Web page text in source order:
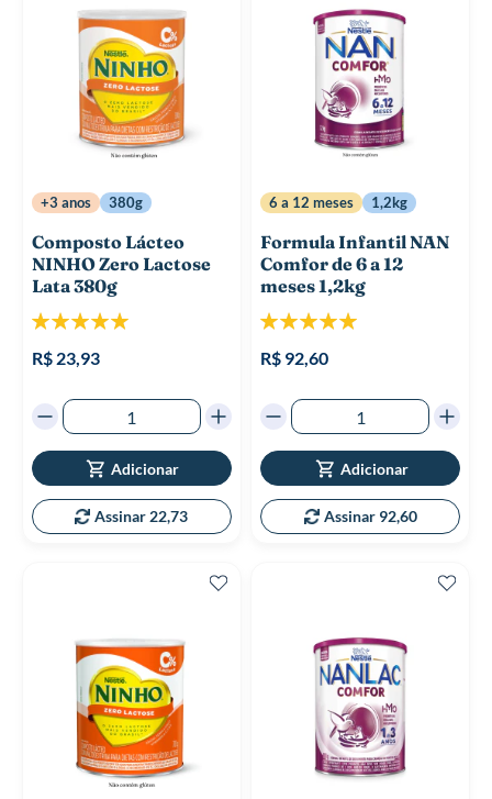
+3 anos 380g
Composto Lácteo
NINHO Zero Lactose
Lata 380g
Classificação:
R$ 23,93
Adicionar
Assinar 22,73
6 a 12 meses 1,2kg
Formula Infantil NAN
Comfor de 6 a 12
meses 1,2kg
Classificação:
R$ 92,60
Adicionar
Assinar 92,60